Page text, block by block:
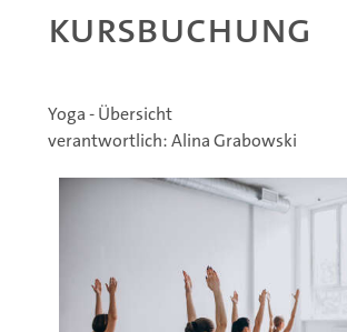
Kursbuchung
Yoga - Übersicht
verantwortlich: Alina Grabowski